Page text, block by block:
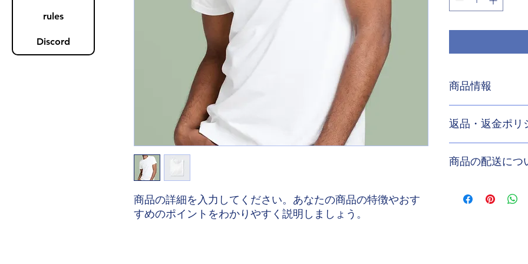
rules
Discord
商品の詳細を入力してください。あなたの商品の特徴やおす
すめのポイントをわかりやすく説明しましょう。
商品情報
明に加え、商品の特
返品・返金ポリ
満足しなかった場合
だけます。
商品の配送につ
する情報を入力し